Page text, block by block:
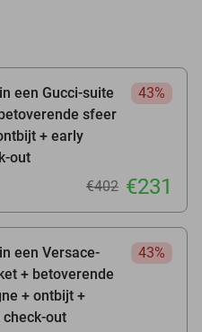
een Gucci-suite
sfeer
+ early
out
43%
€402 €231
een Versace-
+ betoverende
+ ontbijt +
out
43%